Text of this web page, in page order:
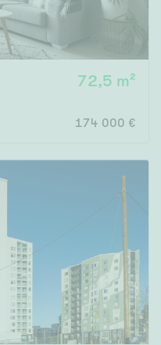
72,5 m²
174 000 €